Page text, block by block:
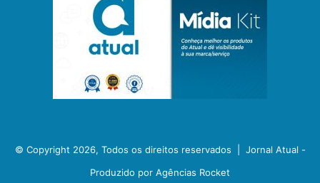
© Copyright 2026, Todos os direitos reservados | Jornal Atual -
Produzido por Agências Rocket